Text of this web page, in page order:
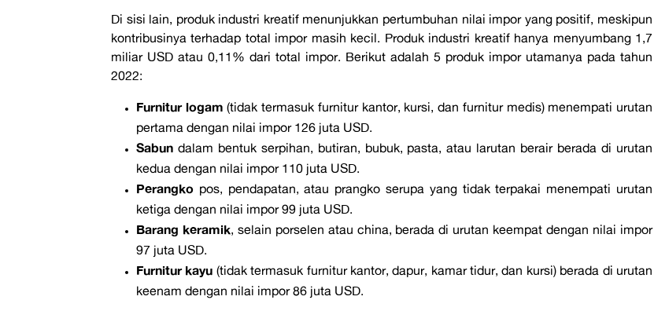
Di sisi lain, produk industri kreatif menunjukkan pertumbuhan nilai impor yang positif, meskipun
kontribusinya terhadap total impor masih kecil. Produk industri kreatif hanya menyumbang 1,7
miliar USD atau 0,11% dari total impor. Berikut adalah 5 produk impor utamanya pada tahun
2022:
Furnitur logam (tidak termasuk furnitur kantor, kursi, dan furnitur medis) menempati urutan
pertama dengan nilai impor 126 juta USD.
Sabundalam bentuk serpihan, butiran, bubuk, pasta, atau larutan berair berada di urutan
kedua dengan nilai impor 110 juta USD.
Perangkopos, pendapatan, atau prangko serupa yang tidak terpakai menempati urutan
ketiga dengan nilai impor 99 juta USD.
Barang keramik, selain porselen atau china, berada di urutan keempat dengan nilai impor
97 juta USD.
Furnitur kayu (tidak termasuk furnitur kantor, dapur, kamar tidur, dan kursi) berada di urutan
keenam dengan nilai impor 86 juta USD.